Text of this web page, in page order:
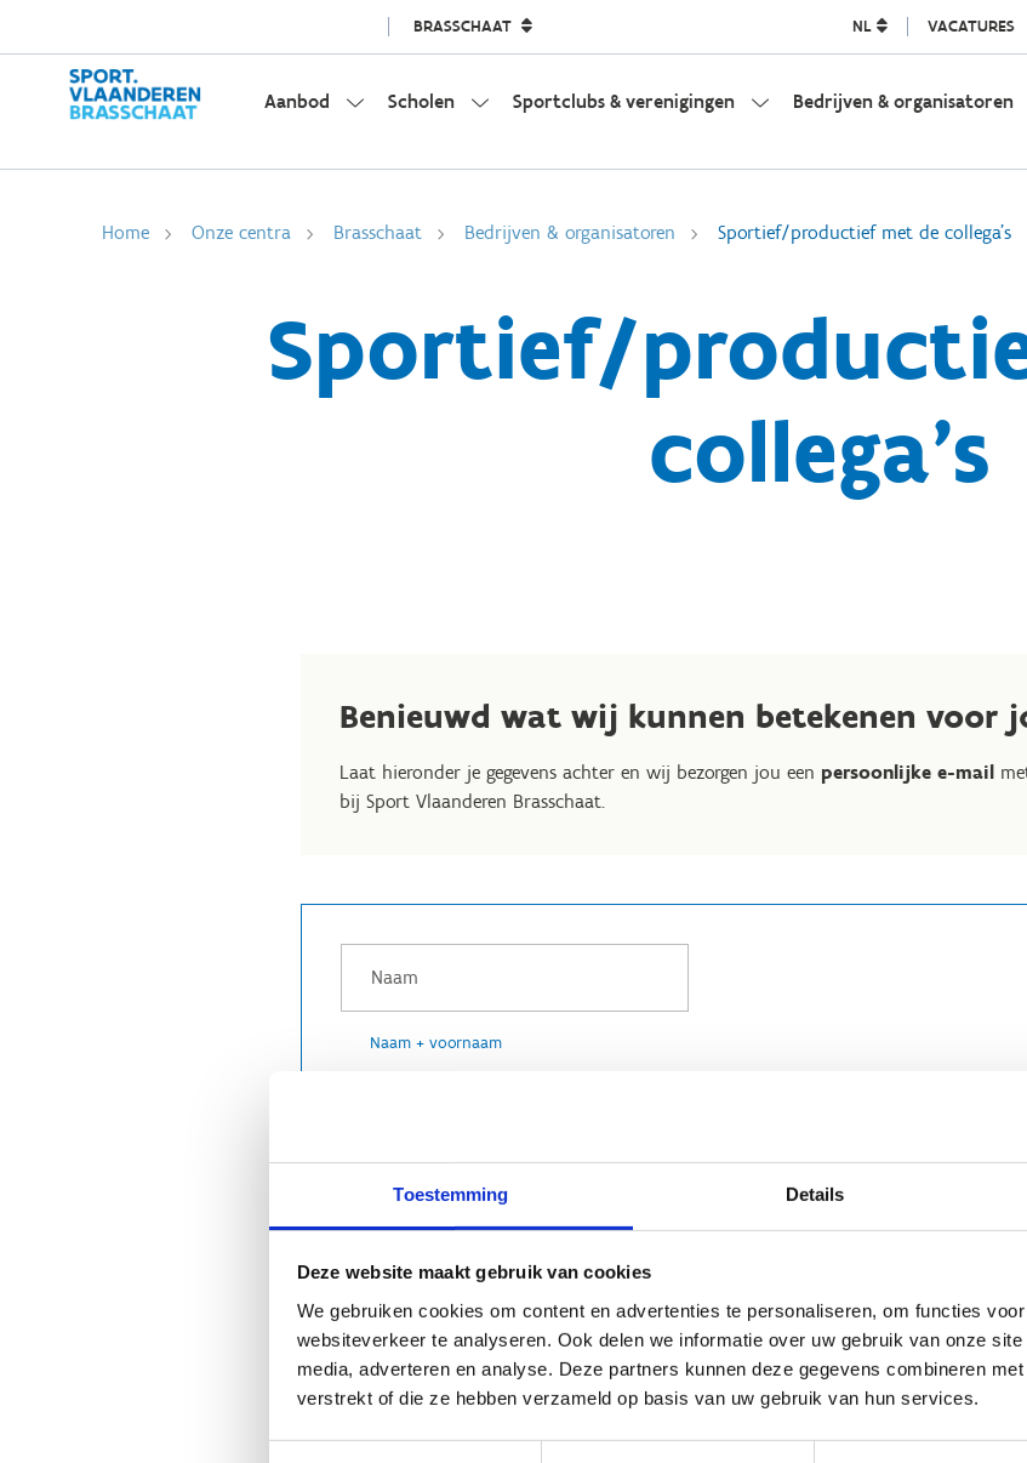
Toestemming Details
Deze website maakt gebruik van cookies
We gebruiken cookies om content en advertenties te personaliseren, om functies
websiteverkeer te analyseren. Ook delen we informatie over uw gebruik van onze
media, adverteren en analyse. Deze partners kunnen deze gegevens combineren
verstrekt of die ze hebben verzameld op basis van uw gebruik van hun services.
BRASSCHAAT NL VACATURES
Aanbod Scholen Sportclubs & verenigingen Bedrijven & organisatoren
Home Onze centra Brasschaat Bedrijven & organisatoren Sportief/productief met de collega's
Sportief/
collega's
Benieuwd wat wij kunnen betekenen voor
Laat hieronder je gegevens achter en wij bezorgen jou een persoonlijke e-mail
bij Sport Vlaanderen Brasschaat.
Naam + voornaam